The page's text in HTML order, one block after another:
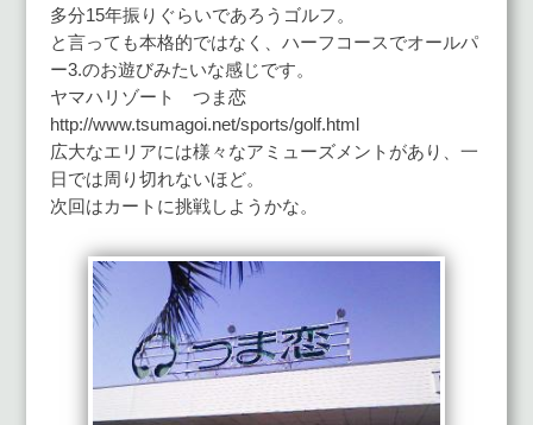
多分15年振りぐらいであろうゴルフ。
と言っても本格的ではなく、ハーフコースでオールパ
ー3.のお遊びみたいな感じです。
ヤマハリゾート つま恋
http://www.tsumagoi.net/sports/golf.html
広大なエリアには様々なアミューズメントがあり、一
日では周り切れないほど。
次回はカートに挑戦しようかな。